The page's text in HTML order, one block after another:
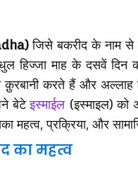
जिसे बकरीद के नाम से
माह के दसवें दिन
करते हैं और अल्लाह
बेटेइस्माईल (इस्माइल) को
महत्व, प्रक्रिया, और
का महत्व